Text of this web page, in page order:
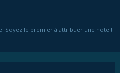
Soyez le premier à attribuer une note !